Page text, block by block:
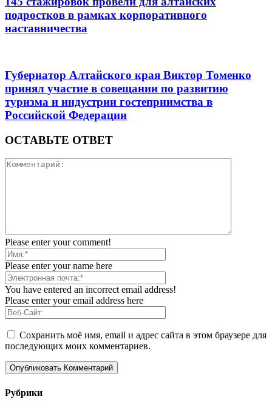
подростков в рамках корпоративного
наставничества
Губернатор Алтайского края Виктор Томенко
принял участие в совещании по развитию
туризма и индустрии гостеприимства в
Российской Федерации
ОСТАВЬТЕ ОТВЕТ
Please enter your comment!
Please enter your name here
You have entered an incorrect email address!
Please enter your email address here
Сохранить моё имя, email и адрес сайта в этом браузере для
последующих моих комментариев.
Рубрики